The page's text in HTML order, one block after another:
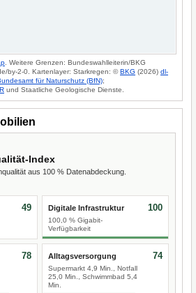
. Weitere Grenzen: Bundeswahlleiterin/BKG
by-2-0. Kartenlayer: Starkregen: ©BKG (2026) dl-
für Naturschutz (BfN);
und Staatliche Geologische Dienste.
Index
aus 100 % Datenabdeckung.
49 Digitale Infrastruktur
100,0 % Gigabit-
Verfügbarkeit
100
78 Alltagsversorgung
Supermarkt 4,9 Min., Notfall
25,0 Min., Schwimmbad 5,4
Min.
74